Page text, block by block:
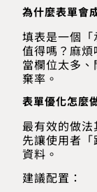
為什麼表單會
填表是一個「
值得嗎？麻煩
當欄位太多
棄率。
表單優化怎麼
最有效的做法
先讓使用者
資料。
建議配置：